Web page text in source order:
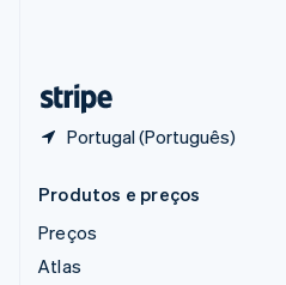
Portugal (Português)
Produtos e preços
Preços
Atlas